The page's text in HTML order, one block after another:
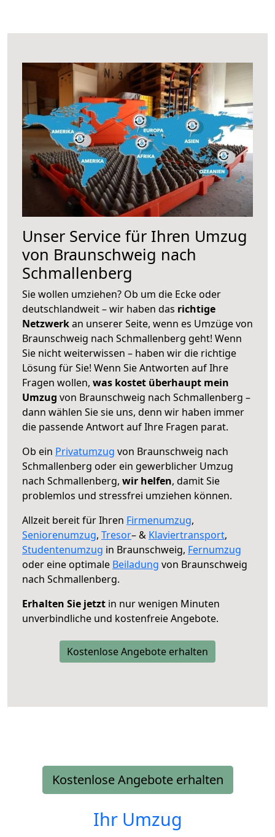
Unser Service für Ihren Umzug
von Braunschweig nach
Schmallenberg
Sie wollen umziehen? Ob um die Ecke oder
deutschlandweit – wir haben das richtige
Netzwerkan unserer Seite, wenn es Umzüge von
Braunschweig nach Schmallenberg geht! Wenn
Sie nicht weiterwissen – haben wir die richtige
Lösung für Sie! Wenn Sie Antworten auf Ihre
Fragen wollen, was kostet überhaupt mein
Umzug von Braunschweig nach Schmallenberg –
dann wählen Sie sie uns, denn wir haben immer
die passende Antwort auf Ihre Fragen parat.
Ob ein Privatumzug von Braunschweig nach
Schmallenberg oder ein gewerblicher Umzug
nach Schmallenberg, wir helfen, damit Sie
problemlos und stressfrei umziehen können.
Allzeit bereit für Ihren Firmenumzug,
Seniorenumzug, Tresor– & Klaviertransport,
Studentenumzug in Braunschweig, Fernumzug
oder eine optimale Beiladung von Braunschweig
nach Schmallenberg.
Erhalten Sie jetzt in nur wenigen Minuten
unverbindliche und kostenfreie Angebote.
Kostenlose Angebote erhalten
Kostenlose Angebote erhalten
Ihr Umzug